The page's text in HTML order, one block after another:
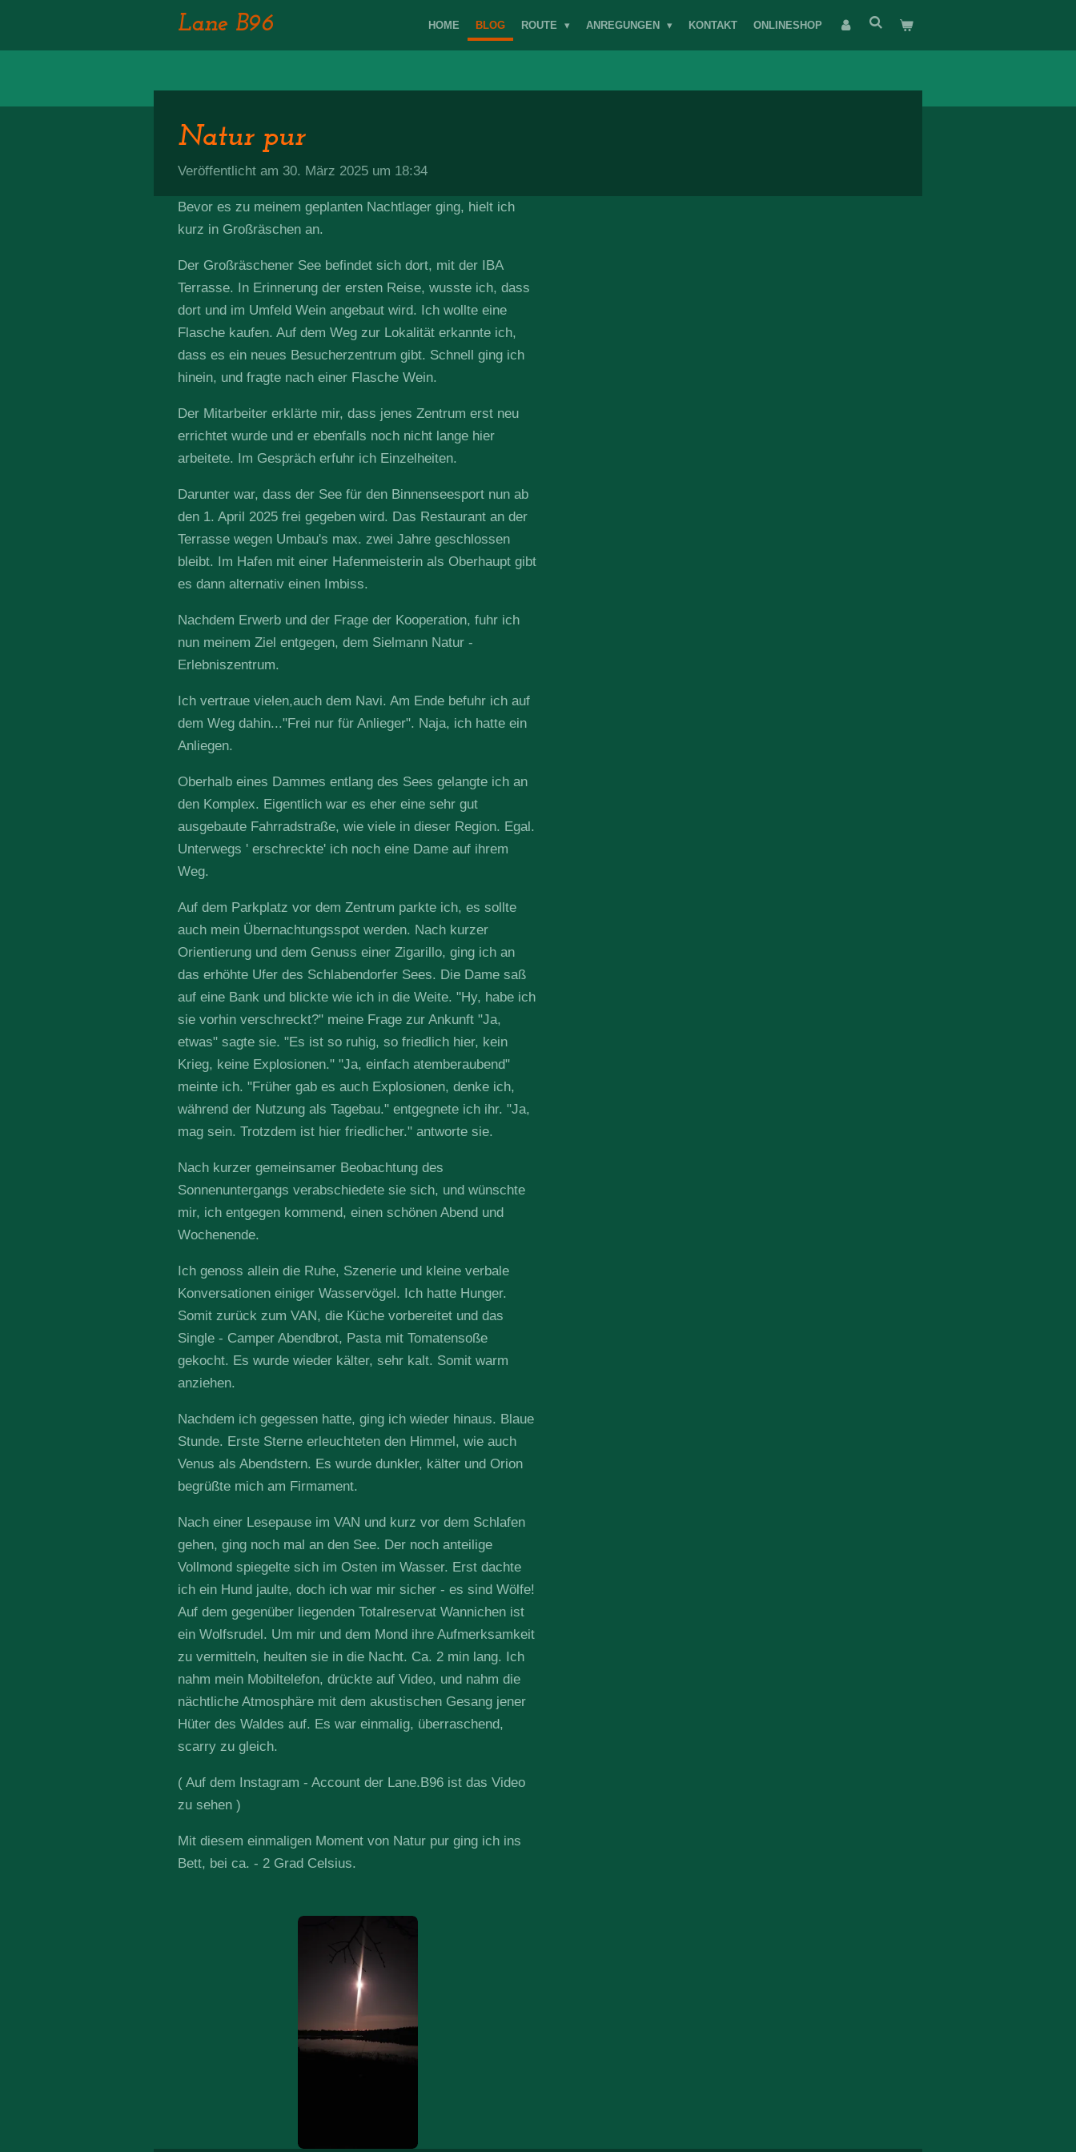
Lane B96 HOME BLOG ROUTE ANREGUNGEN KONTAKT ONLINESHOP
Natur pur
Veröffentlicht am 30. März 2025 um 18:34
Bevor es zu meinem geplanten Nachtlager ging, hielt ich
kurz in Großräschen an.
Der Großräschener See befindet sich dort, mit der IBA
Terrasse. In Erinnerung der ersten Reise, wusste ich, dass
dort und im Umfeld Wein angebaut wird. Ich wollte eine
Flasche kaufen. Auf dem Weg zur Lokalität erkannte ich,
dass es ein neues Besucherzentrum gibt. Schnell ging ich
hinein, und fragte nach einer Flasche Wein.
Der Mitarbeiter erklärte mir, dass jenes Zentrum erst neu
errichtet wurde und er ebenfalls noch nicht lange hier
arbeitete. Im Gespräch erfuhr ich Einzelheiten.
Darunter war, dass der See für den Binnenseesport nun ab
den 1. April 2025 frei gegeben wird. Das Restaurant an der
Terrasse wegen Umbau's max. zwei Jahre geschlossen
bleibt. Im Hafen mit einer Hafenmeisterin als Oberhaupt gibt
es dann alternativ einen Imbiss.
Nachdem Erwerb und der Frage der Kooperation, fuhr ich
nun meinem Ziel entgegen, dem Sielmann Natur -
Erlebniszentrum.
Ich vertraue vielen,auch dem Navi. Am Ende befuhr ich auf
dem Weg dahin..."Frei nur für Anlieger". Naja, ich hatte ein
Anliegen.
Oberhalb eines Dammes entlang des Sees gelangte ich an
den Komplex. Eigentlich war es eher eine sehr gut
ausgebaute Fahrradstraße, wie viele in dieser Region. Egal.
Unterwegs ' erschreckte' ich noch eine Dame auf ihrem
Weg.
Auf dem Parkplatz vor dem Zentrum parkte ich, es sollte
auch mein Übernachtungsspot werden. Nach kurzer
Orientierung und dem Genuss einer Zigarillo, ging ich an
das erhöhte Ufer des Schlabendorfer Sees. Die Dame saß
auf eine Bank und blickte wie ich in die Weite. "Hy, habe ich
sie vorhin verschreckt?" meine Frage zur Ankunft "Ja,
etwas" sagte sie. "Es ist so ruhig, so friedlich hier, kein
Krieg, keine Explosionen." "Ja, einfach atemberaubend"
meinte ich. "Früher gab es auch Explosionen, denke ich,
während der Nutzung als Tagebau." entgegnete ich ihr. "Ja,
mag sein. Trotzdem ist hier friedlicher." antworte sie.
Nach kurzer gemeinsamer Beobachtung des
Sonnenuntergangs verabschiedete sie sich, und wünschte
mir, ich entgegen kommend, einen schönen Abend und
Wochenende.
Ich genoss allein die Ruhe, Szenerie und kleine verbale
Konversationen einiger Wasservögel. Ich hatte Hunger.
Somit zurück zum VAN, die Küche vorbereitet und das
Single - Camper Abendbrot, Pasta mit Tomatensoße
gekocht. Es wurde wieder kälter, sehr kalt. Somit warm
anziehen.
Nachdem ich gegessen hatte, ging ich wieder hinaus. Blaue
Stunde. Erste Sterne erleuchteten den Himmel, wie auch
Venus als Abendstern. Es wurde dunkler, kälter und Orion
begrüßte mich am Firmament.
Nach einer Lesepause im VAN und kurz vor dem Schlafen
gehen, ging noch mal an den See. Der noch anteilige
Vollmond spiegelte sich im Osten im Wasser. Erst dachte
ich ein Hund jaulte, doch ich war mir sicher - es sind Wölfe!
Auf dem gegenüber liegenden Totalreservat Wannichen ist
ein Wolfsrudel. Um mir und dem Mond ihre Aufmerksamkeit
zu vermitteln, heulten sie in die Nacht. Ca. 2 min lang. Ich
nahm mein Mobiltelefon, drückte auf Video, und nahm die
nächtliche Atmosphäre mit dem akustischen Gesang jener
Hüter des Waldes auf. Es war einmalig, überraschend,
scarry zu gleich.
( Auf dem Instagram - Account der Lane.B96 ist das Video
zu sehen )
Mit diesem einmaligen Moment von Natur pur ging ich ins
Bett, bei ca. - 2 Grad Celsius.